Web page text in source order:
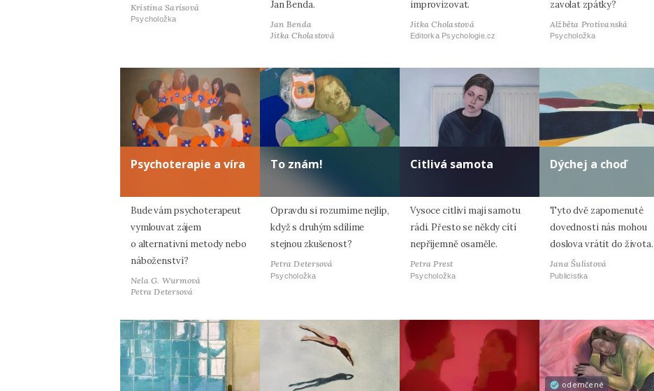
Kristina Sarisová
Psycholožka
Jan Benda.
Jan Benda
Jitka Cholastová
improvizovat.
Jitka Cholastová
Editorka Psychologie.cz
zavolat zpátky?
Alžběta Protivanská
Psycholožka
Psychoterapie a víra
Bude vám psychoterapeut
vymlouvat zájem
o alternativní metody nebo
náboženství?
Nela G. Wurmová
Petra Detersová
To znám!
Opravdu si rozumíme nejlíp,
když s druhým sdílíme
stejnou zkušenost?
Petra Detersová
Psycholožka
Citlivá samota
Vysoce citliví mají samotu
rádi. Přesto se někdy cítí
nepříjemně osaměle.
Petra Prest
Psycholožka
Dýchej a choď
Tyto dvě zapomenuté
dovednosti nás mohou
doslova vrátit do života.
Jana Šulistová
Publicistka
odemčené